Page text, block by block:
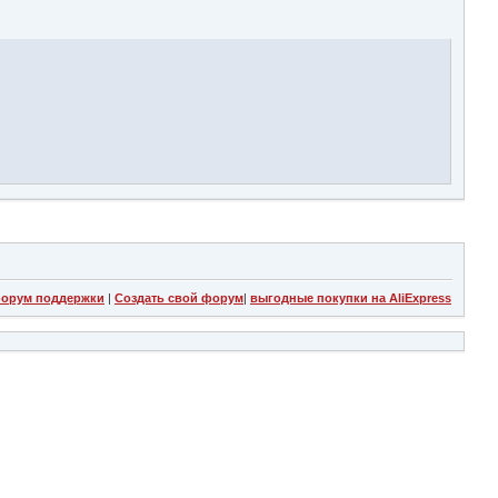
поддержки | Создать свой форум| выгодные покупки на AliExpress